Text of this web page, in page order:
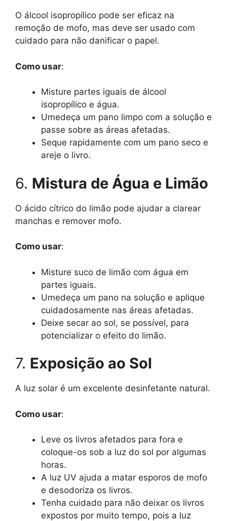
O álcool isopropílico pode ser eficaz na
remoção de mofo, mas deve ser usado com
cuidado para não danificar o papel.
Como usar:
Misture partes iguais de álcool
isopropílico e água.
Umedeça um pano limpo com a solução e
passe sobre as áreas afetadas.
Seque rapidamente com um pano seco e
areje o livro.
6. Mistura de Água e Limão
O ácido cítrico do limão pode ajudar a clarear
manchas e remover mofo.
Como usar:
Misture suco de limão com água em
partes iguais.
Umedeça um pano na solução e aplique
cuidadosamente nas áreas afetadas.
Deixe secar ao sol, se possível, para
potencializar o efeito do limão.
7. Exposição ao Sol
A luz solar é um excelente desinfetante natural.
Como usar:
Leve os livros afetados para fora e
coloque-os sob a luz do sol por algumas
horas.
A luz UV ajuda a matar esporos de mofo
e desodoriza os livros.
Tenha cuidado para não deixar os livros
expostos por muito tempo, pois a luz